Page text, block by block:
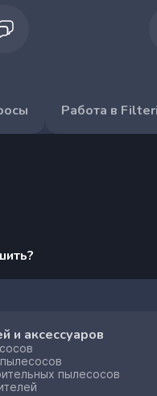
Работа в
и аксессуаров
пылесосов